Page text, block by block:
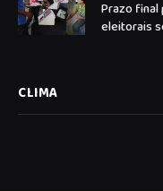
Prazo
eleitorais
CLIMA